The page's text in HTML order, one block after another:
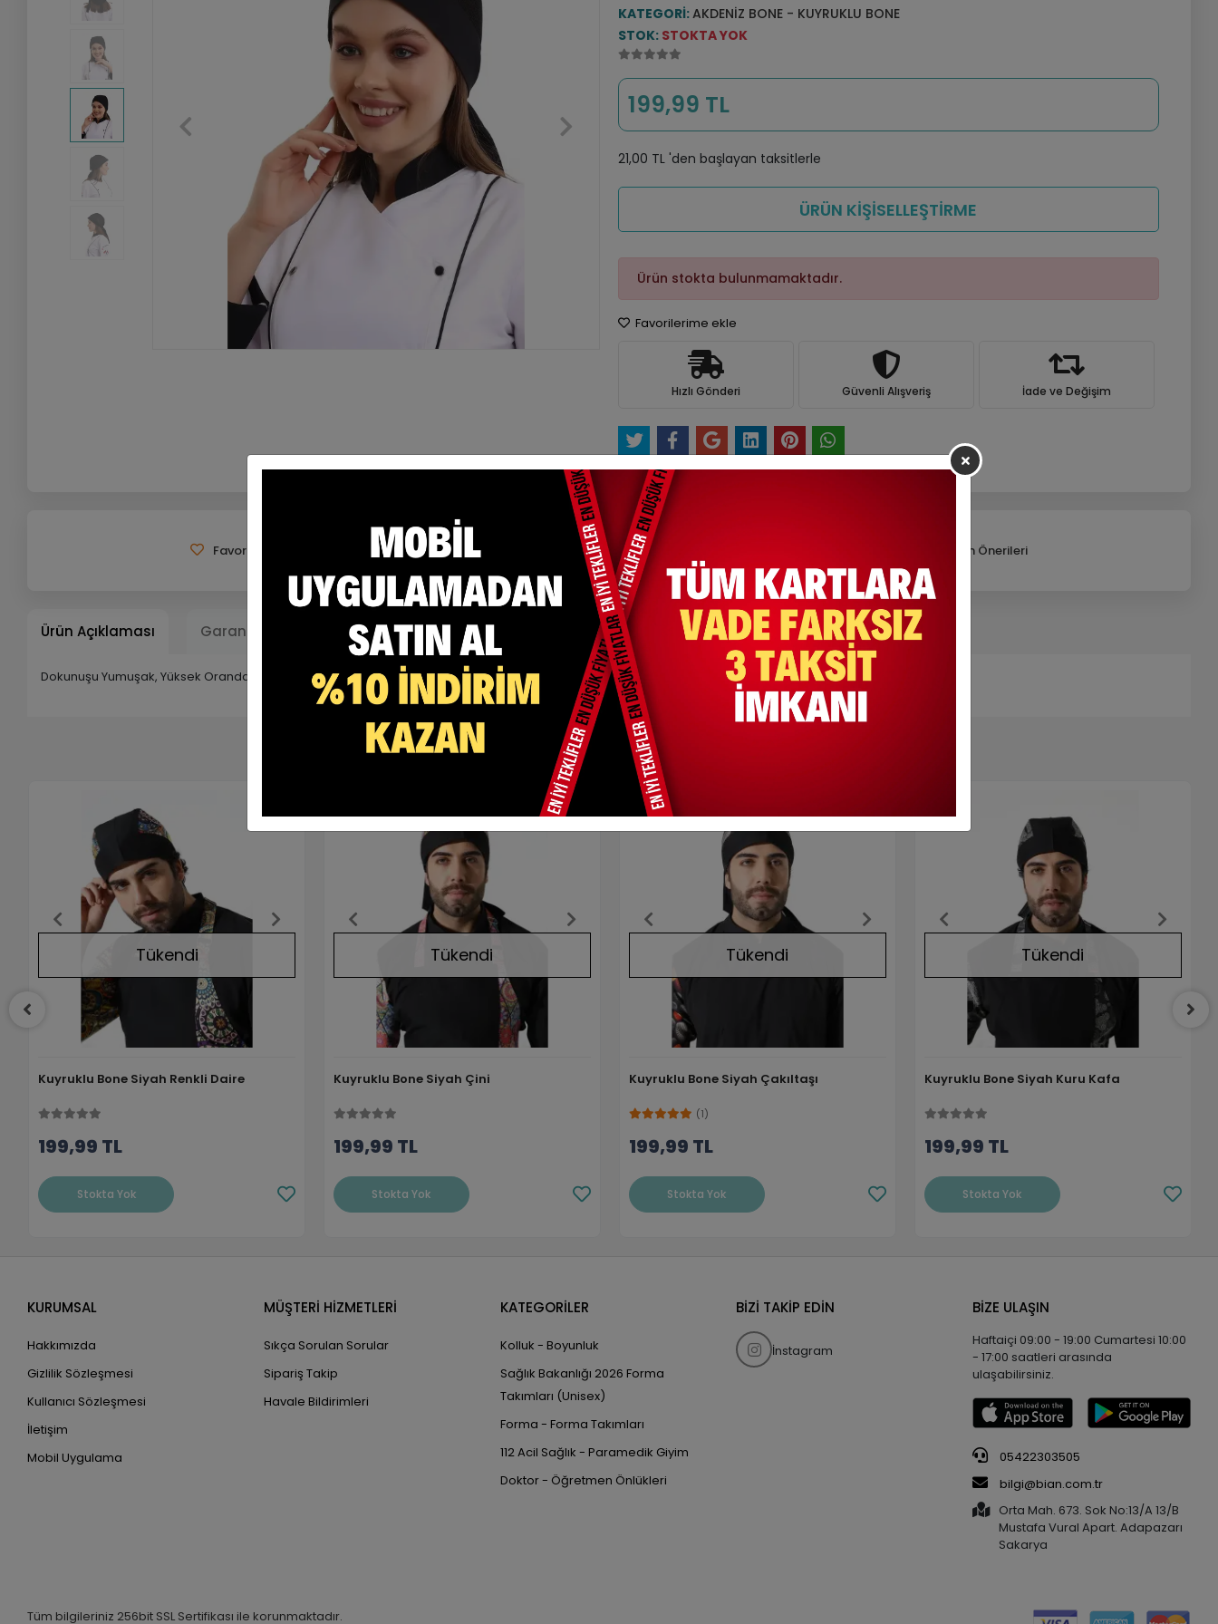
KATEGORI:AKDENIZ BONE - KUYRUKLU BONE
STOK: STOKTA YOK
199,99 TL
21,00 TL 'den başlayan taksitlerle
ÜRÜN KİŞİSELLEŞTİRME
Ürün stokta bulunmamaktadır.
Favorilerime ekle
Hızlı Gönderi Güvenli Alışveriş İade ve Değişim
Favorilerime Ekle Tavsiye Et Yorum Yaz Karşılaştır Ürün Önerileri
Ürün Açıklaması Garanti ve Teslimat Taksit Seçenekleri Yorumlar
Dokunuşu Yumuşak, Yüksek Oranda Nefes Alabilen Rahat Bir Kumaş Türüdür.
Benzer Ürünler
Tükendi
Kuyruklu Bone Siyah Renkli Daire
199,99 TL
Stokta Yok
Tükendi
Kuyruklu Bone Siyah Çini
199,99 TL
Stokta Yok
Tükendi
Kuyruklu Bone Siyah Çakıltaşı
(1)
199,99 TL
Stokta Yok
Tükendi
Kuyruklu Bone Siyah Kuru Kafa
199,99 TL
Stokta Yok
KURUMSAL
Hakkımızda
Gizlilik Sözleşmesi
Kullanıcı Sözleşmesi
İletişim
Mobil Uygulama
MÜŞTERİ HİZMETLERİ
Sıkça Sorulan Sorular
Sipariş Takip
Havale Bildirimleri
KATEGORİLER
Kolluk - Boyunluk
Sağlık Bakanlığı 2026 Forma
Takımları (Unisex)
Forma - Forma Takımları
112 Acil Sağlık - Paramedik Giyim
Doktor - Öğretmen Önlükleri
BİZİ TAKİP EDİN
İnstagram
BİZE ULAŞIN
Haftaiçi 09:00 - 19:00 Cumartesi 10:00
- 17:00 saatleri arasında
ulaşabilirsiniz.
05422303505
bilgi@bian.com.tr
Orta Mah. 673. Sok No:13/A 13/B
Mustafa Vural Apart. Adapazarı
Sakarya
Tüm bilgileriniz 256bit SSL Sertifikası ile korunmaktadır.